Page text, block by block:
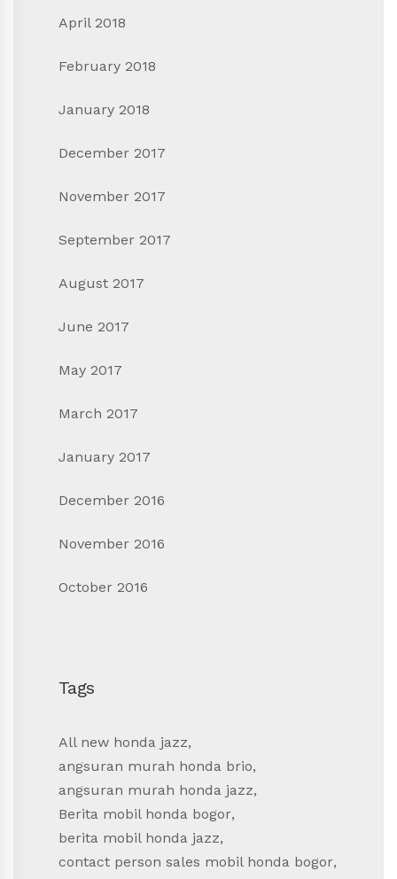
April 2018
February 2018
January 2018
December 2017
November 2017
September 2017
August 2017
June 2017
May 2017
March 2017
January 2017
December 2016
November 2016
October 2016
Tags
All new honda jazz,
angsuran murah honda brio,
angsuran murah honda jazz,
Berita mobil honda bogor,
berita mobil honda jazz,
contact person sales mobil honda bogor,